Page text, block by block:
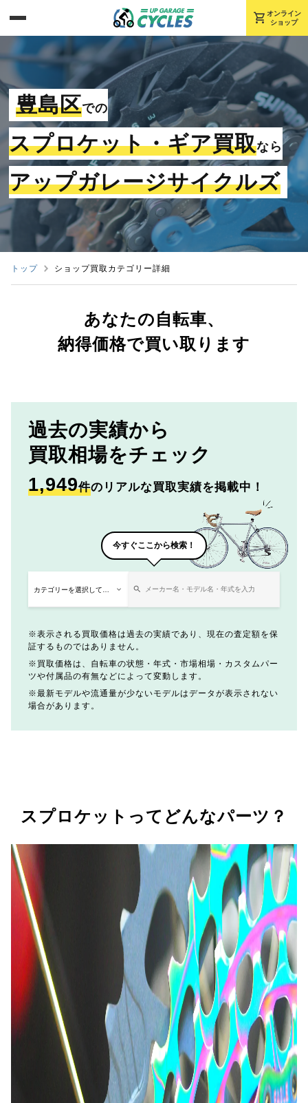
shopping_cart オンライン
ショップ
豊島区での
スプロケット・ギア買取なら
アップガレージサイクルズ
トップ ショップ買取カテゴリー詳細
あなたの自転車、
納得価格で買い取ります
過去の実績から
買取相場をチェック
1,949件のリアルな買取実績を掲載中！
今すぐここから検索！
表示される買取価格は過去の実績であり、現在の査定額を保
証するものではありません。
買取価格は、自転車の状態・年式・市場相場・カスタムパー
ツや付属品の有無などによって変動します。
最新モデルや流通量が少ないモデルはデータが表示されない
場合があります。
スプロケットってどんなパーツ？